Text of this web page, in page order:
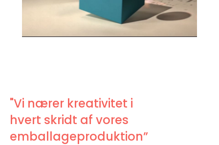
"Vi nærer kreativitet i
hvert skridt af vores
emballageproduktion”